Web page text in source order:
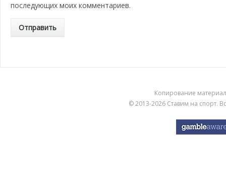
последующих моих комментариев.
Копирование
© 2013-2026 Ставим на спорт.